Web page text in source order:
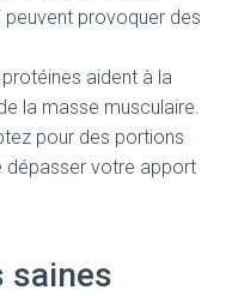
provoquer des
protéines aident à la
la masse musculaire.
pour des portions
dépasser votre apport
saines